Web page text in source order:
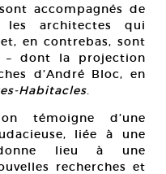
accompagnés de
les architectes qui
en contrebas, sont
– dont la projection
d’André Bloc, en
Habitacles
témoigne d’une
liée à une
lieu à une
recherches et